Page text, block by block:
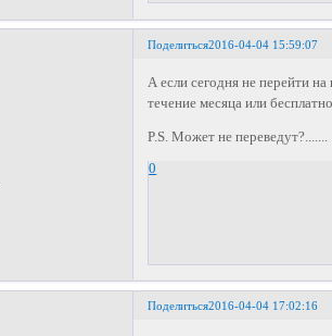
Поделиться2016-04-04 15:59:07
А если сегодня не перейти
течение месяца или
P.S. Может не переведут?.......
0
Поделиться2016-04-04 17:02:16